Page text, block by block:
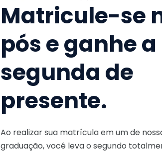
Matricule-se
pós e ganhe a
segunda de
presente.
Ao realizar sua matrícula em um de
graduação, você leva o segundo